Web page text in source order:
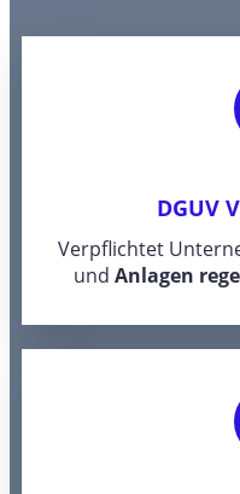
DGUV
Verpflichtet
und Anlagen